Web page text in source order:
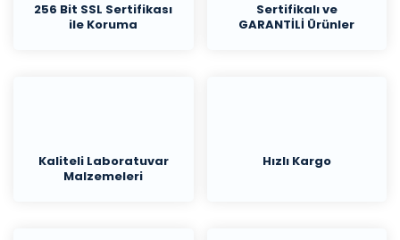
256 Bit SSL Sertifikası
ile Koruma
Sertifikalı ve
GARANTİLİ Ürünler
Kaliteli Laboratuvar
Malzemeleri
Hızlı Kargo